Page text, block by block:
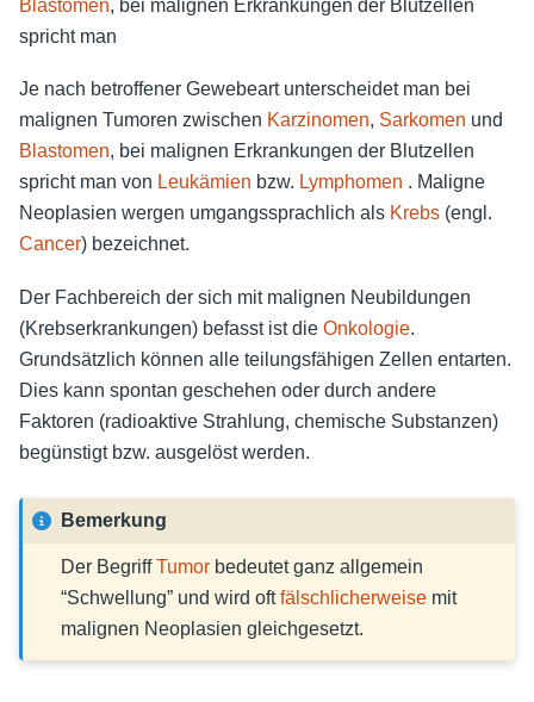
Blastomen, bei malignen Erkrankungen der Blutzellen
spricht man
Je nach betroffener Gewebeart unterscheidet man bei
malignen Tumoren zwischen Karzinomen, Sarkomen und
Blastomen, bei malignen Erkrankungen der Blutzellen
spricht man von Leukämien bzw. Lymphomen . Maligne
Neoplasien wergen umgangssprachlich als Krebs (engl.
Cancer) bezeichnet.
Der Fachbereich der sich mit malignen Neubildungen
(Krebserkrankungen) befasst ist die Onkologie.
Grundsätzlich können alle teilungsfähigen Zellen entarten.
Dies kann spontan geschehen oder durch andere
Faktoren (radioaktive Strahlung, chemische Substanzen)
begünstigt bzw. ausgelöst werden.
Bemerkung
Der BegriffTumor bedeutet ganz allgemein
“Schwellung” und wird oftfälschlicherweise mit
malignen Neoplasien gleichgesetzt.